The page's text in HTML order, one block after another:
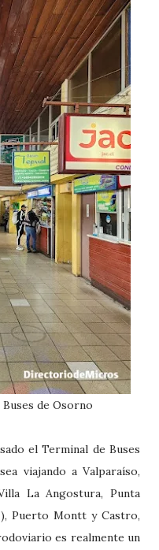
de Osorno
el Terminal de Buses
viajando a Valparaíso,
La Angostura, Punta
Puerto Montt y Castro,
es realmente un